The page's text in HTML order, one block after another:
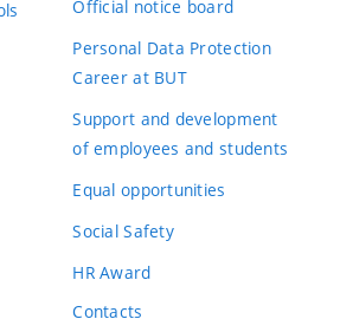
Official notice board
Personal Data Protection
Career at BUT
Support and development
of employees and students
Equal opportunities
Social Safety
HR Award
Contacts